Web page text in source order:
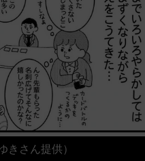
きさん提供）